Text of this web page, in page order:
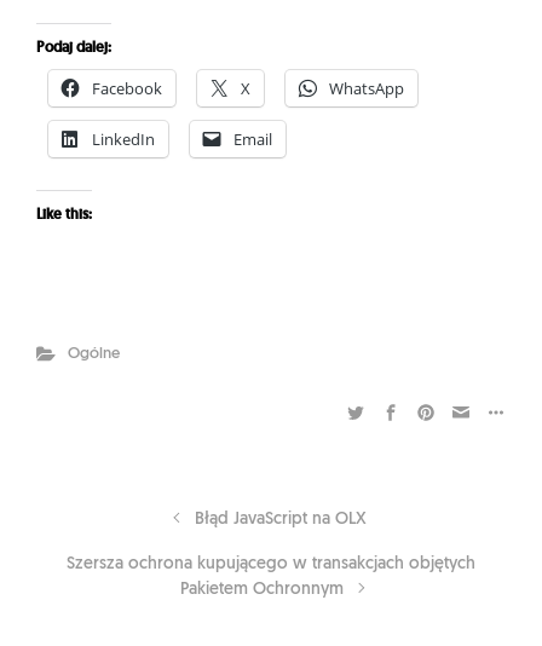
Podaj dalej:
Facebook X WhatsApp
LinkedIn Email
Like this:
Ogólne
Błąd JavaScript na OLX
Szersza ochrona kupującego w transakcjach objętych
Pakietem Ochronnym